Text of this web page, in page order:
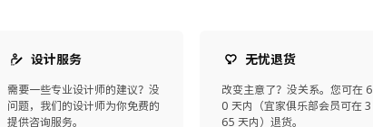
设计服务
需要一些专业设计师的建议？没
问题，我们的设计师为你免费的
提供咨询服务。
无忧退货
改变主意了？没关系。您可在 6
0 天内（宜家俱乐部会员可在 3
65 天内）退货。